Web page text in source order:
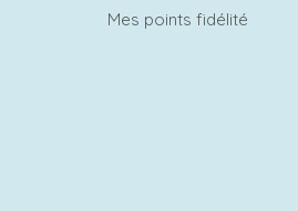
Mes points fidélité